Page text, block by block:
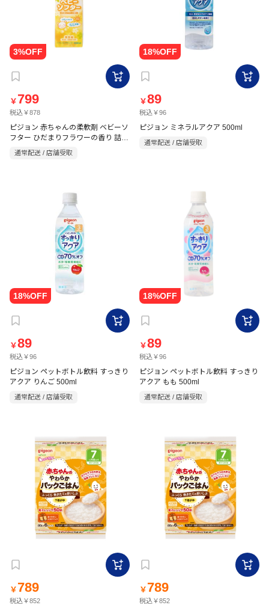
￥ 799
税込￥878
ピジョン 赤ちゃんの柔軟剤 ベビーソ
フター ひだまりフラワーの香り 詰替
用(2回分) 1000ml
通常配送 / 店舗受取
￥89
税込￥96
ピジョン ミネラルアクア 500ml
通常配送 / 店舗受取
￥89
税込￥96
ピジョン ペットボトル飲料 すっきり
アクア りんご 500ml
通常配送 / 店舗受取
￥89
税込￥96
ピジョン ペットボトル飲料 すっきり
アクア もも 500ml
通常配送 / 店舗受取
￥ 789
税込￥852
￥ 789
税込￥852